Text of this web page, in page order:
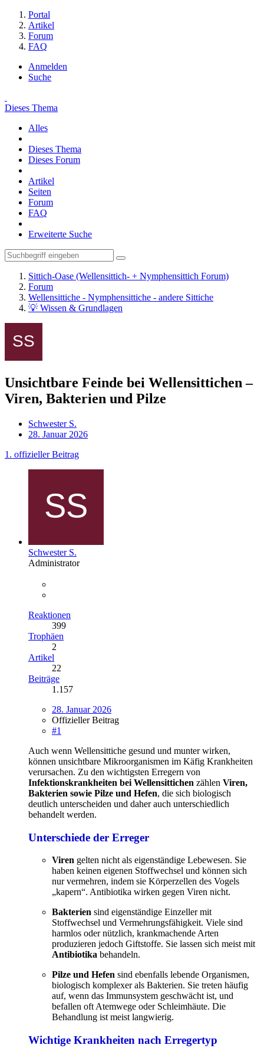
Portal
Artikel
Forum
FAQ
Anmelden
Suche
Dieses Thema
Alles
Dieses Thema
Dieses Forum
Artikel
Seiten
Forum
FAQ
Erweiterte Suche
Sittich-Oase (Wellensittich- + Nymphensittich Forum)
Forum
Wellensittiche - Nymphensittiche - andere Sittiche
💡 Wissen & Grundlagen
Unsichtbare Feinde bei Wellensittichen –
Viren, Bakterien und Pilze
Schwester S.
28. Januar 2026
1. offizieller Beitrag
Schwester S.
Administrator
Reaktionen
399
Trophäen
2
Artikel
22
Beiträge
1.157
28. Januar 2026
Offizieller Beitrag
#1
Auch wenn Wellensittiche gesund und munter wirken,
können unsichtbare Mikroorganismen im Käfig Krankheiten
verursachen. Zu den wichtigsten Erregern von
Infektionskrankheiten bei Wellensittichen zählen Viren,
Bakterien sowie Pilze und Hefen, die sich biologisch
deutlich unterscheiden und daher auch unterschiedlich
behandelt werden.
Unterschiede der Erreger
Viren gelten nicht als eigenständige Lebewesen. Sie
haben keinen eigenen Stoffwechsel und können sich
nur vermehren, indem sie Körperzellen des Vogels
„kapern“. Antibiotika wirken gegen Viren nicht.
Bakterien sind eigenständige Einzeller mit
Stoffwechsel und Vermehrungsfähigkeit. Viele sind
harmlos oder nützlich, krankmachende Arten
produzieren jedoch Giftstoffe. Sie lassen sich meist mit
Antibiotika behandeln.
Pilze und Hefen sind ebenfalls lebende Organismen,
biologisch komplexer als Bakterien. Sie treten häufig
auf, wenn das Immunsystem geschwächt ist, und
befallen oft Atemwege oder Schleimhäute. Die
Behandlung ist meist langwierig.
Wichtige Krankheiten nach Erregertyp